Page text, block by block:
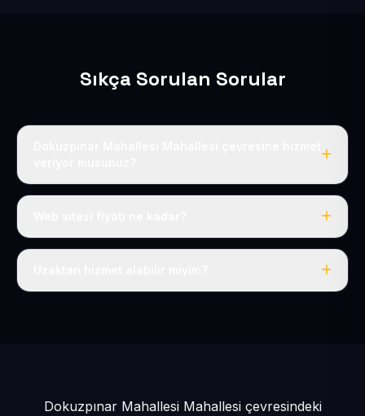
Sıkça Sorulan Sorular
Evet, Dokuzpınar Mahallesi dahil tüm İncesu ve İncesu
Tek fiyat: yılda 50 USD + KDV, her şey dahil.
Dokuzpınar Mahallesi Mahallesi çevresindeki